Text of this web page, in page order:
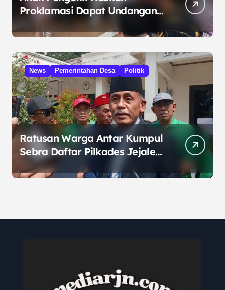
Proklamasi Dapat Undangan
HUT RI dari Presiden
Prabowo
News Pemerintahan Desa Politik
Ratusan Warga Antar Kumpul
Sebra Daftar Pilkades Jejalen
Jaya, Serukan Pemilu Damai